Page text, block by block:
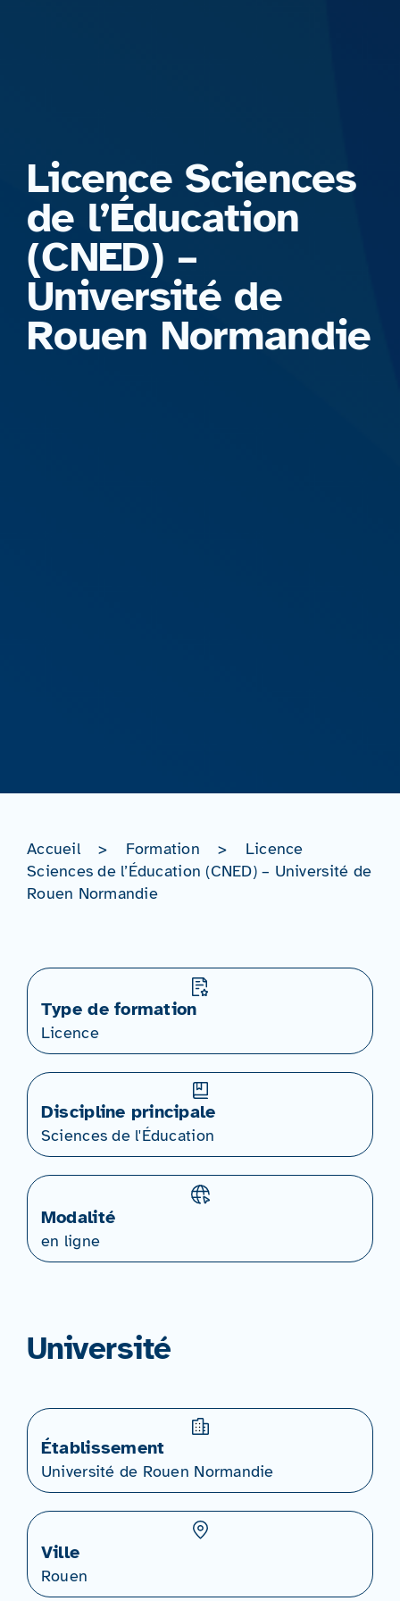
Licence Sciences
de l’Éducation
(CNED) –
Université de
Rouen Normandie
Accueil > Formation >
Licence
Sciences de l’Éducation (CNED) – Université de
Rouen Normandie
Type de formation
Licence
Discipline principale
Sciences de l'Éducation
Modalité
en ligne
Université
Établissement
Université de Rouen Normandie
Ville
Rouen